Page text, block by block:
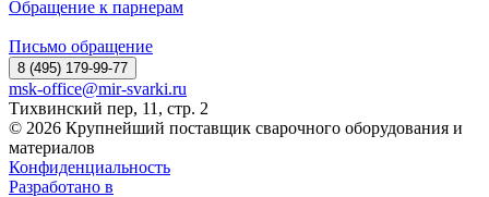
Обращение к парнерам
Письмо обращение
8 (495) 179-99-77
msk-office@mir-svarki.ru
Тихвинский пер, 11, стр. 2
© 2026 Крупнейший поставщик сварочного оборудования и
материалов
Конфиденциальность
Разработано в